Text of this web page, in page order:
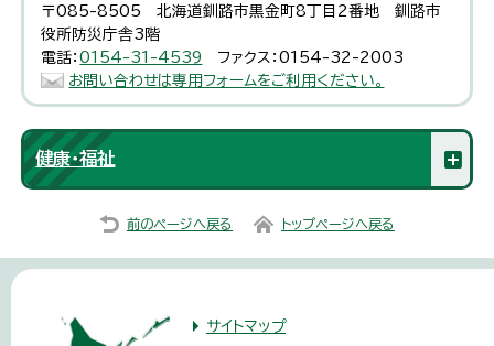
〒085-8505 北海道釧路市黒金町8丁目2番地 釧路市
役所防災庁舎3階
電話：0154-31-4539
ファクス：0154-32-2003
お問い合わせは専用フォームをご利用ください。
健康・福祉
前のページへ戻る トップページへ戻る
サイトマップ